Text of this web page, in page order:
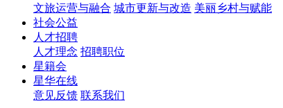
文旅运营与融合 城市更新与改造 美丽乡村与赋能
社会公益
人才招聘
人才理念 招聘职位
星籍会
星华在线
意见反馈 联系我们